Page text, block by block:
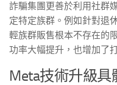
詐騙集團更善於利用社群
定特定族群。例如針對退
輕族群販售根本不存在的
功率大幅提升，也增加了
Meta技術升級具